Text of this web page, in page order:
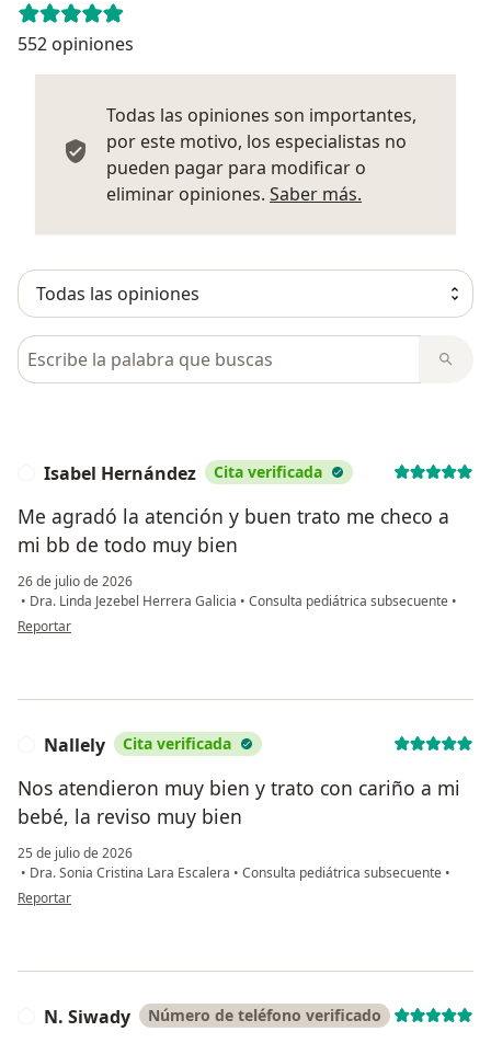
552 opiniones
Todas las opiniones son importantes,
por este motivo, los especialistas no
pueden pagar para modificar o
eliminar opiniones. Saber más.
Busca en opiniones
Isabel Hernández Cita verificada
Me agradó la atención y buen trato me checo a
mi bb de todo muy bien
26 de julio de 2026
• Dra. Linda Jezebel Herrera Galicia • Consulta pediátrica subsecuente •
en opinión del usuario Isabel Hernández
Reportar
Nallely Cita verificada
Nos atendieron muy bien y trato con cariño a mi
bebé, la reviso muy bien
25 de julio de 2026
• Dra. Sonia Cristina Lara Escalera • Consulta pediátrica subsecuente •
en opinión del usuario Nallely
Reportar
N. Siwady Número de teléfono verificado